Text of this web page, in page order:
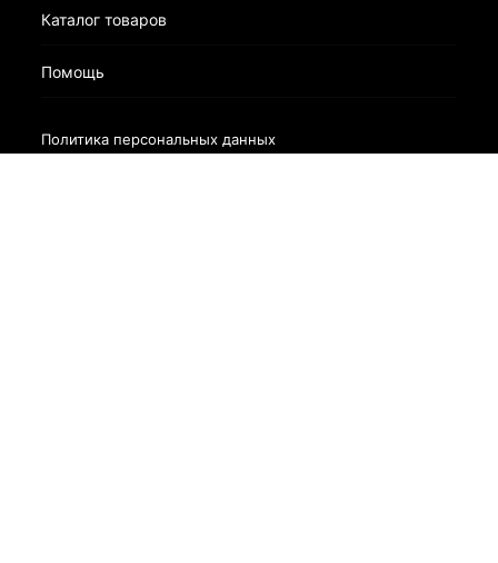
Каталог товаров
Помощь
Политика персональных данных